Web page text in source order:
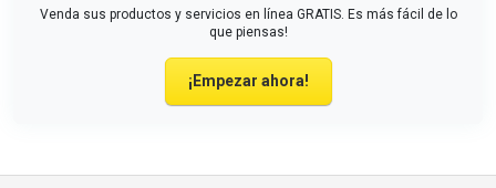
Venda sus productos y servicios en línea GRATIS. Es más fácil de lo
que piensas!
¡Empezar ahora!